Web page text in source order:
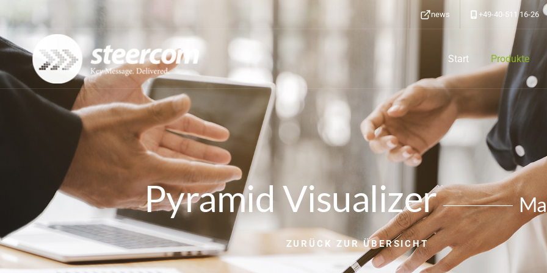
news +49-40-511 16-26
Start Produkte
Pyramid Visualizer
ZURÜCK ZUR ÜBERSICHT